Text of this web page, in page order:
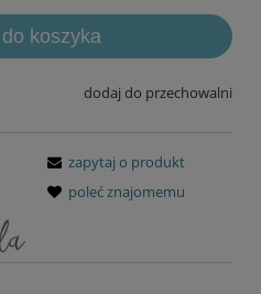
do koszyka
dodaj do przechowalni
zapytaj o produkt
poleć znajomemu